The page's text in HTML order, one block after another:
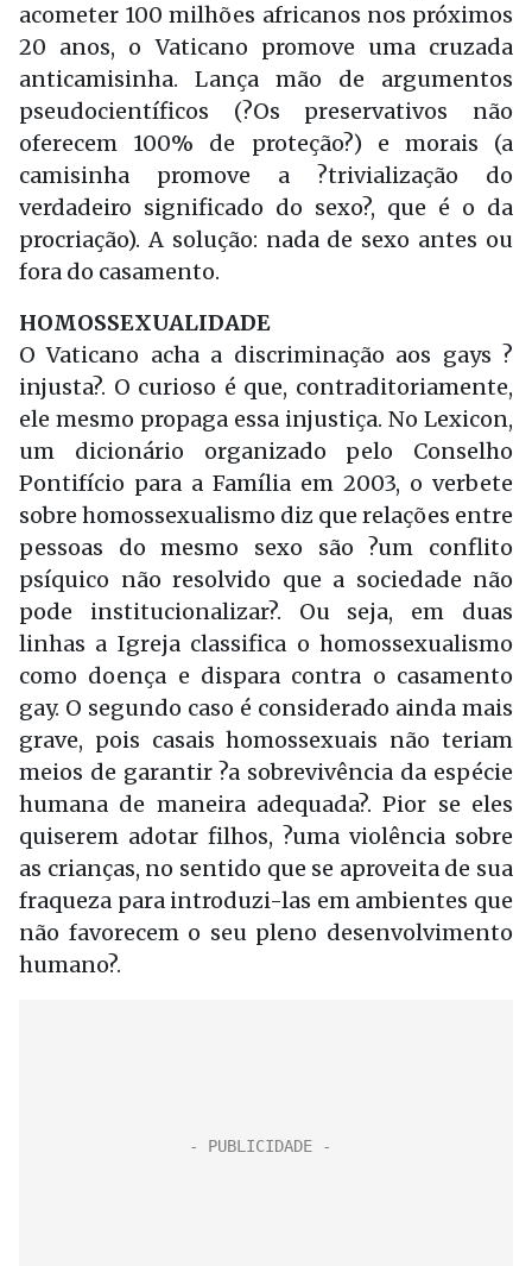
acometer 100 milhões africanos nos próximos
20 anos, o Vaticano promove uma cruzada
anticamisinha. Lança mão de argumentos
pseudocientíficos (?Os preservativos não
oferecem 100% de proteção?) e morais (a
camisinha promove a ?trivialização do
verdadeiro significado do sexo?, que é o da
procriação). A solução: nada de sexo antes ou
fora do casamento.
HOMOSSEXUALIDADE
O Vaticano acha a discriminação aos gays ?
injusta?. O curioso é que, contraditoriamente,
ele mesmo propaga essa injustiça. No Lexicon,
um dicionário organizado pelo Conselho
Pontifício para a Família em 2003, o verbete
sobre homossexualismo diz que relações entre
pessoas do mesmo sexo são ?um conflito
psíquico não resolvido que a sociedade não
pode institucionalizar?. Ou seja, em duas
linhas a Igreja classifica o homossexualismo
como doença e dispara contra o casamento
gay. O segundo caso é considerado ainda mais
grave, pois casais homossexuais não teriam
meios de garantir ?a sobrevivência da espécie
humana de maneira adequada?. Pior se eles
quiserem adotar filhos, ?uma violência sobre
as crianças, no sentido que se aproveita de sua
fraqueza para introduzi-las em ambientes que
não favorecem o seu pleno desenvolvimento
humano?.